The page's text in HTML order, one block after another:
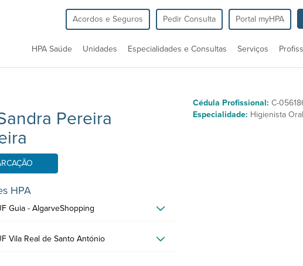
Acordos e Seguros Pedir Consulta Portal myHPA
HPA Saúde Unidades Especialidades e Consultas Serviços
Pereira
HPA
Guia - AlgarveShopping
Vila Real de Santo António
Cédula Profissional: C-
Especialidade: Higienista Oral